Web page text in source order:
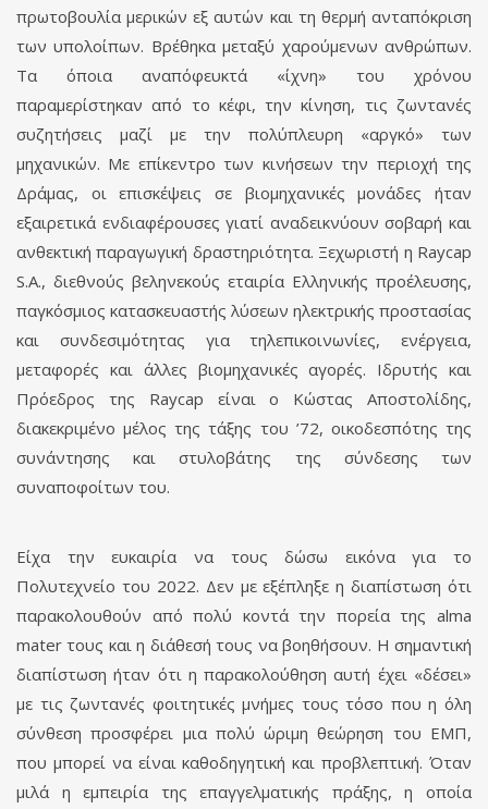
πρωτοβουλία μερικών εξ αυτών και τη θερμή ανταπόκριση
των υπολοίπων. Βρέθηκα μεταξύ χαρούμενων ανθρώπων.
Τα όποια αναπόφευκτά «ίχνη» του χρόνου
παραμερίστηκαν από το κέφι, την κίνηση, τις ζωντανές
συζητήσεις μαζί με την πολύπλευρη «αργκό» των
μηχανικών. Με επίκεντρο των κινήσεων την περιοχή της
Δράμας, οι επισκέψεις σε βιομηχανικές μονάδες ήταν
εξαιρετικά ενδιαφέρουσες γιατί αναδεικνύουν σοβαρή και
ανθεκτική παραγωγική δραστηριότητα. Ξεχωριστή η Raycap
S.A., διεθνούς βεληνεκούς εταιρία Ελληνικής προέλευσης,
παγκόσμιος κατασκευαστής λύσεων ηλεκτρικής προστασίας
και συνδεσιμότητας για τηλεπικοινωνίες, ενέργεια,
μεταφορές και άλλες βιομηχανικές αγορές. Ιδρυτής και
Πρόεδρος της Raycap είναι ο Κώστας Αποστολίδης,
διακεκριμένο μέλος της τάξης του ’72, οικοδεσπότης της
συνάντησης και στυλοβάτης της σύνδεσης των
συναποφοίτων του.
Είχα την ευκαιρία να τους δώσω εικόνα για το
Πολυτεχνείο του 2022. Δεν με εξέπληξε η διαπίστωση ότι
παρακολουθούν από πολύ κοντά την πορεία της alma
mater τους και η διάθεσή τους να βοηθήσουν. Η σημαντική
διαπίστωση ήταν ότι η παρακολούθηση αυτή έχει «δέσει»
με τις ζωντανές φοιτητικές μνήμες τους τόσο που η όλη
σύνθεση προσφέρει μια πολύ ώριμη θεώρηση του ΕΜΠ,
που μπορεί να είναι καθοδηγητική και προβλεπτική. Όταν
μιλά η εμπειρία της επαγγελματικής πράξης, η οποία